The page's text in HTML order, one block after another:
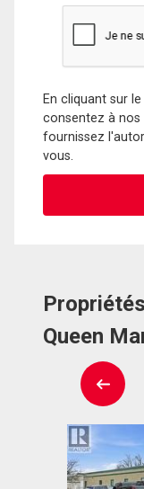
En cliquant sur
consentez à
fournissez
vous.
Queen